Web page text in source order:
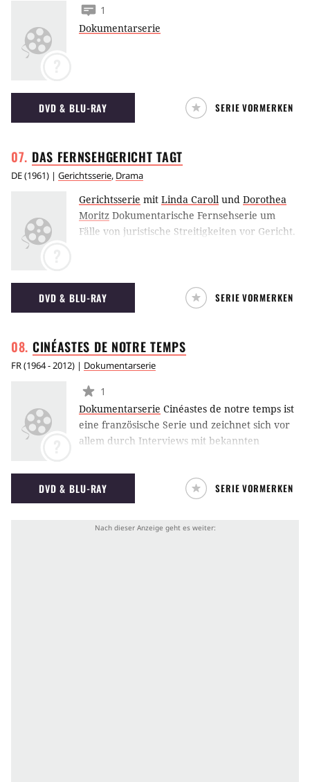
1
Dokumentarserie
DVD & BLU-RAY SERIE VORMERKEN
DAS FERNSEHGERICHTTAGT
DE(1961) | Gerichtsserie, Drama
Gerichtsserie mit Linda Caroll und Dorothea
Moritz Dokumentarische Fernsehserie um
Fälle von juristische Streitigkeiten vor Gericht.
Nachmittagsprogramm verstopfen.
DVD & BLU-RAY SERIE VORMERKEN
CINÉASTES DE NOTRETEMPS
FR(1964 - 2012) | Dokumentarserie
1
Dokumentarserie Cinéastes de notre temps ist
eine französische Serie und zeichnet sich vor
allem durch Interviews mit bekannten
DVD & BLU-RAY SERIE VORMERKEN